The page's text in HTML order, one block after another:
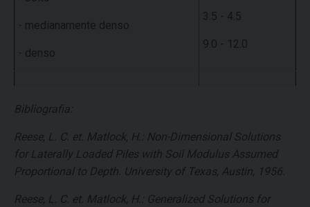
- medianamente denso
- denso
3.5 - 4.5
9.0 - 12.0
Bibliografia:
Reese, L. C. et. Matlock, H.: Non-Dimensional Solutions
for Laterally Loaded Piles with Soil Modulus Assumed
Proportional to Depth. University of Texas, Austin, 1956.
Reese, L. C. et. Matlock, H.: Generalized Solutions for